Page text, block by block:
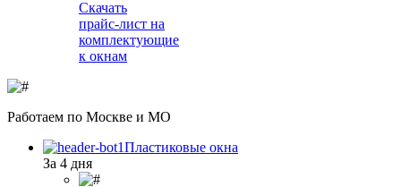
Скачать
прайс-лист на
комплектующие
к окнам
Работаем по Москве и МО
Пластиковые окна
За 4 дня